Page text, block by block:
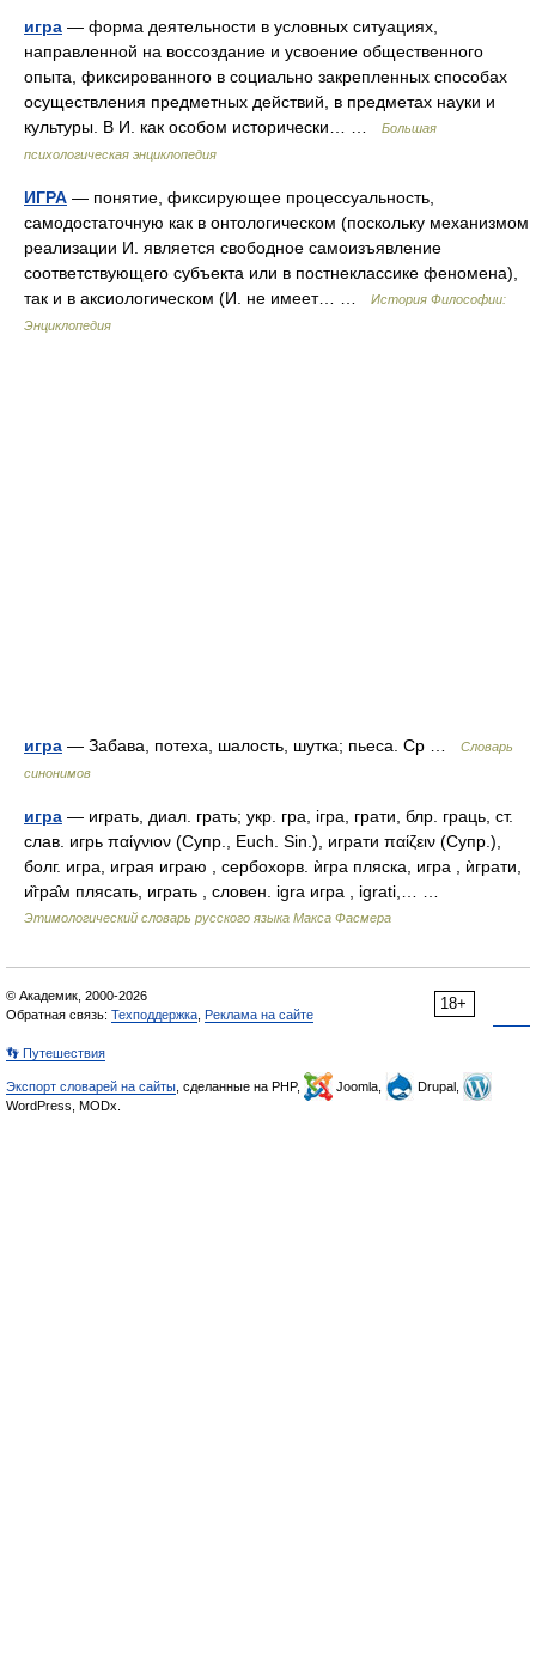
игра — форма деятельности в условных ситуациях,
направленной на воссоздание и усвоение общественного
опыта, фиксированного в социально закрепленных способах
осуществления предметных действий, в предметах науки и
культуры. В И. как особом исторически… …
Большая
психологическая энциклопедия
ИГРА — понятие, фиксирующее процессуальность,
самодостаточную как в онтологическом (поскольку механизмом
реализации И. является свободное самоизъявление
соответствующего субъекта или в постнеклассике феномена),
так и в аксиологическом (И. не имеет… …
История Философии:
Энциклопедия
игра — Забава, потеха, шалость, шутка; пьеса. Ср …
Словарь
синонимов
игра — играть, диал. грать; укр. гра, iгра, грати, блр. граць, ст.
слав. игрь παίγνιον (Супр., Еuсh. Sin.), играти παίζειν (Супр.),
болг. игра, играя играю , сербохорв. ѝгра пляска, игра , ѝграти,
и̏гра̑м плясать, играть , словен. igrа игра , igrati,… …
Этимологический словарь русского языка Макса Фасмера
18+
© Академик, 2000-2026
Обратная связь: Техподдержка Реклама на сайте
👣 Путешествия
Экспорт словарей на сайты , сделанные на PHP, Joomla,
Drupal,
WordPress, MODx.